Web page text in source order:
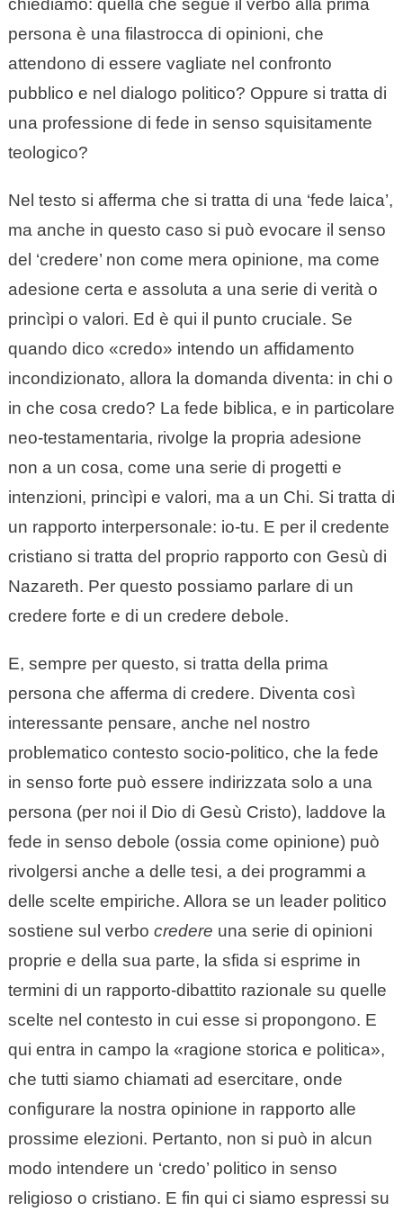
chiediamo: quella che segue il verbo alla prima
persona è una filastrocca di opinioni, che
attendono di essere vagliate nel confronto
pubblico e nel dialogo politico? Oppure si tratta di
una professione di fede in senso squisitamente
teologico?
Nel testo si afferma che si tratta di una ‘fede laica’,
ma anche in questo caso si può evocare il senso
del ‘credere’ non come mera opinione, ma come
adesione certa e assoluta a una serie di verità o
princìpi o valori. Ed è qui il punto cruciale. Se
quando dico «credo» intendo un affidamento
incondizionato, allora la domanda diventa: in chi o
in che cosa credo? La fede biblica, e in particolare
neo-testamentaria, rivolge la propria adesione
non a un cosa, come una serie di progetti e
intenzioni, princìpi e valori, ma a un Chi. Si tratta di
un rapporto interpersonale: io-tu. E per il credente
cristiano si tratta del proprio rapporto con Gesù di
Nazareth. Per questo possiamo parlare di un
credere forte e di un credere debole.
E, sempre per questo, si tratta della prima
persona che afferma di credere. Diventa così
interessante pensare, anche nel nostro
problematico contesto socio-politico, che la fede
in senso forte può essere indirizzata solo a una
persona (per noi il Dio di Gesù Cristo), laddove la
fede in senso debole (ossia come opinione) può
rivolgersi anche a delle tesi, a dei programmi a
delle scelte empiriche. Allora se un leader politico
sostiene sul verbo credere una serie di opinioni
proprie e della sua parte, la sfida si esprime in
termini di un rapporto-dibattito razionale su quelle
scelte nel contesto in cui esse si propongono. E
qui entra in campo la «ragione storica e politica»,
che tutti siamo chiamati ad esercitare, onde
configurare la nostra opinione in rapporto alle
prossime elezioni. Pertanto, non si può in alcun
modo intendere un ‘credo’ politico in senso
religioso o cristiano. E fin qui ci siamo espressi su